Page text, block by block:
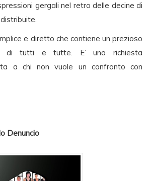
gergali nel retro delle decine di
e diretto che contiene un prezioso
di tutti e tutte. E’ una richiesta
a chi non vuole un confronto con
Denuncio